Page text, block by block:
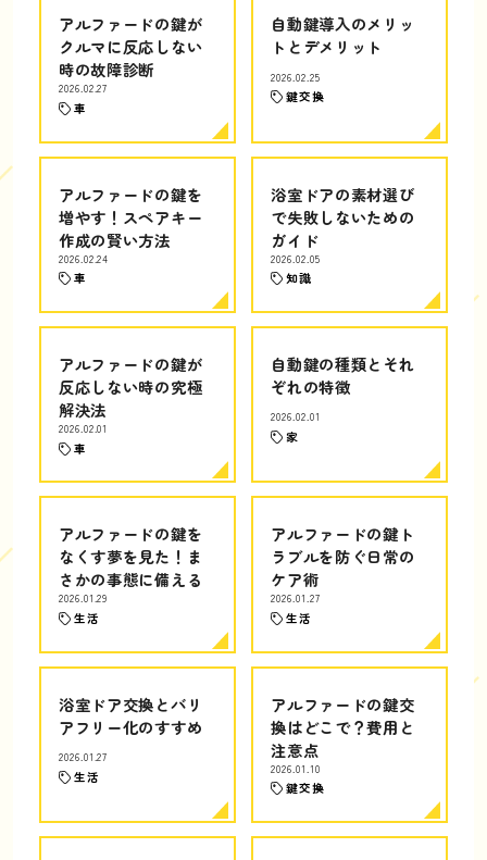
アルファードの鍵が
クルマに反応しない
時の故障診断
2026.02.27
車
自動鍵導入のメリッ
トとデメリット
2026.02.25
鍵交換
アルファードの鍵を
増やす！スペアキー
作成の賢い方法
2026.02.24
車
浴室ドアの素材選び
で失敗しないための
ガイド
2026.02.05
知識
アルファードの鍵が
反応しない時の究極
解決法
2026.02.01
車
自動鍵の種類とそれ
ぞれの特徴
2026.02.01
家
アルファードの鍵を
なくす夢を見た！ま
さかの事態に備える
2026.01.29
生活
アルファードの鍵ト
ラブルを防ぐ日常の
ケア術
2026.01.27
生活
浴室ドア交換とバリ
アフリー化のすすめ
2026.01.27
生活
アルファードの鍵交
換はどこで？費用と
注意点
2026.01.10
鍵交換